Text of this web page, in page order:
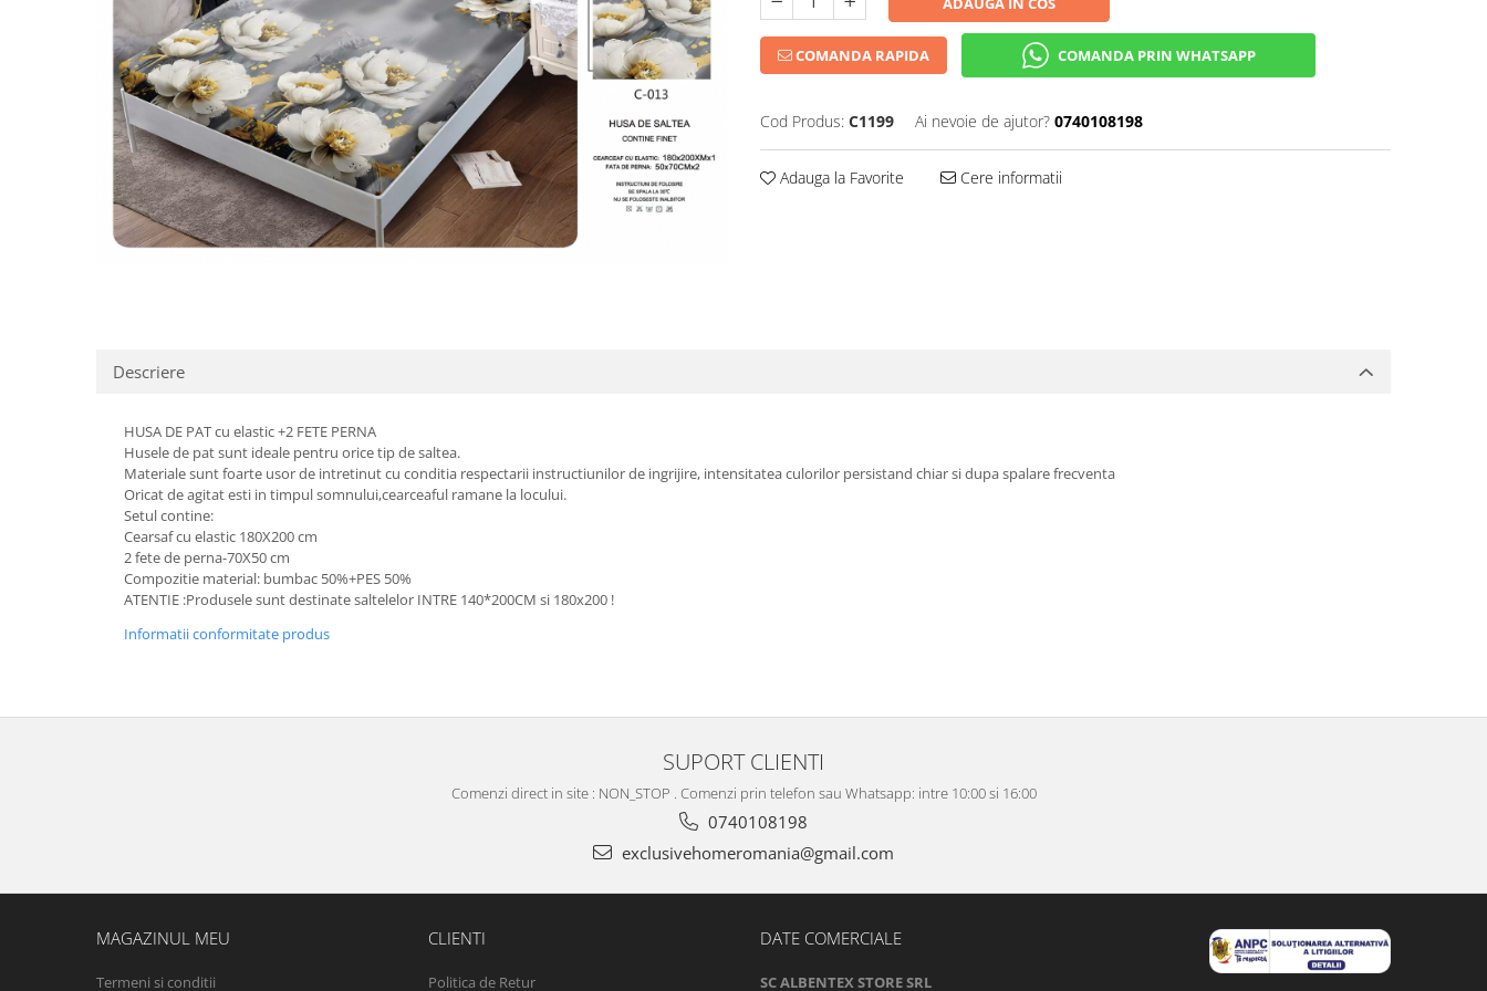
COMANDA RAPIDA COMANDA PRIN WHATSAPP
Cod Produs: C1199 Ai nevoie de ajutor? 0740108198
Adauga la Favorite Cere informatii
Descriere
HUSA DE PAT cu elastic +2 FETE PERNA
Husele de pat sunt ideale pentru orice tip de saltea.
Materiale sunt foarte usor de intretinut cu conditia respectarii instructiunilor de ingrijire, intensitatea culorilor persistand chiar si dupa spalare frecventa
Oricat de agitat esti in timpul somnului,cearceaful ramane la locului.
Setul contine:
Cearsaf cu elastic 180X200 cm
2 fete de perna-70X50 cm
Compozitie material: bumbac 50%+PES 50%
ATENTIE :Produsele sunt destinate saltelelor INTRE 140*200CM si 180x200 !
Informatii conformitate produs
SUPORT CLIENTI
Comenzi direct in site : NON_STOP . Comenzi prin telefon sau Whatsapp: intre 10:00 si 16:00
0740108198
exclusivehomeromania@gmail.com
MAGAZINUL MEU
Termeni si conditii
CLIENTI
Politica de Retur
DATE COMERCIALE
SC ALBENTEX STORE SRL